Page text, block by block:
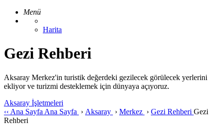
Menü
Harita
Gezi Rehberi
Aksaray Merkez'in turistik değerdeki gezilecek görülecek yerlerini
ekliyor ve turizmi desteklemek için dünyaya açıyoruz.
Aksaray İşletmeleri
‹‹ Ana Sayfa Ana Sayfa › Aksaray › Merkez › Gezi Rehberi Gezi
Rehberi